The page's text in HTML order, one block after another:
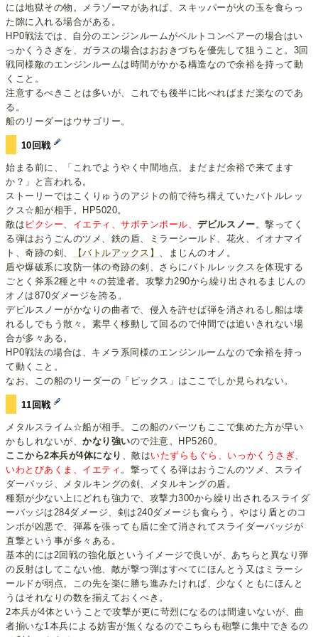
には地獄その物。メラゾーマがあれば、スキッパーが火の玉を食らっ
た隙に入れる場合がある。
HP0戦法では、自分のエンジンルームがベルトコンベアーの場合はい
っかくうさぎを、ガラスの場合はおおきづちを優先して狙うこと。3回
戦同様敵のエンジンルームは時間がかかる構造なので余裕を持って動
くこと。
注意するべきことは多いが、これでも後半に比べればまだ楽なのであ
る。
船のリーダーはウサゴリー。
10回戦
始まる前に、「これでようやく中間地点。まだまだ余裕で来てます
か？」と言われる。
ストーリーではこくりゅうのアジトの前で待ち構えていたバトルレッ
クス☆船が相手。HP5020。
敵は ピクシー、イエティ、サボテンボール、デビルスノー。撃ってく
る弾はおうごんのツメ、鉄の盾、ミラーシールド、花火、イオナマイ
ト、奇跡の剣、
【バトルアックス】 、まじんのオノ。
盾や爆破系に攻防一体の奇跡の剣、さらにバトルレックスを体現する
ごとく斧系2種と中々の芸達者。攻撃力290から繰り出されるまじんの
オノは870ダメージを誇る。
デビルスノーがかなりの曲者で、侵入を許せば弾を消されるし船は壊
れるしでもう散々。素早く移動して回るので仲間では追いきれない場
合が多々ある。
HP0戦法の場合は、キメラ系同様のエンジンルームなので余裕を持っ
て動くこと。
なお、この船のリーダーの「ピックス」はここでしか見られない。
11回戦
メタルスライム☆船が相手。この船のパーツもここで集めた方が早い
かもしれないが、かなり強いので注意。HP5260。
ここから2本兵が4体になり 、敵はいたずらもぐら、いっかくうさぎ、
いわとびあくま、イエティ 。撃ってくる弾はおうごんのツメ、スライ
ダーバッジ、メタルキングの剣、メタルキングの盾。
種類が少ない上にどれも強力で、攻撃力300から繰り出されるスライダ
ーバッジは284ダメージ、剣は240ダメージも食らう。やはり盾とのコ
ンボが凶悪で、弾幕を張っても盾に全て消されてスライダーバッジが
直撃という事が多々ある。
基本的には2回戦の強化版というイメージで良いが、あちらと異なり弾
の反射はしてこない他、敵が撃つ弾はすべてにほんとう又はミラーシ
ールドが弱点。この先を楽に勝ち進みたければ、少なくともにほんと
うはそれなりの数を揃えておくべき。
2本兵が4体ということで攻撃が更に苛烈になるのは間違いないが、曲
者揃いな1本兵による妨害が無くなるのでこちらも砲撃に集中できるの